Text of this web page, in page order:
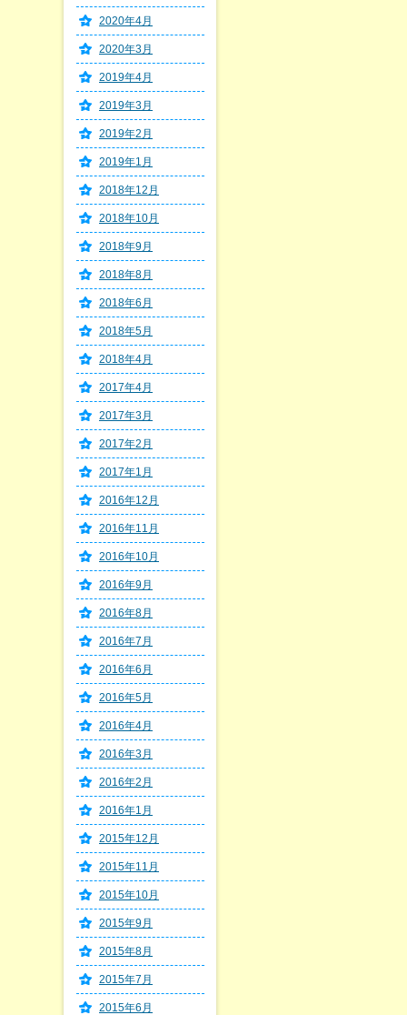
2020年4月
2020年3月
2019年4月
2019年3月
2019年2月
2019年1月
2018年12月
2018年10月
2018年9月
2018年8月
2018年6月
2018年5月
2018年4月
2017年4月
2017年3月
2017年2月
2017年1月
2016年12月
2016年11月
2016年10月
2016年9月
2016年8月
2016年7月
2016年6月
2016年5月
2016年4月
2016年3月
2016年2月
2016年1月
2015年12月
2015年11月
2015年10月
2015年9月
2015年8月
2015年7月
2015年6月